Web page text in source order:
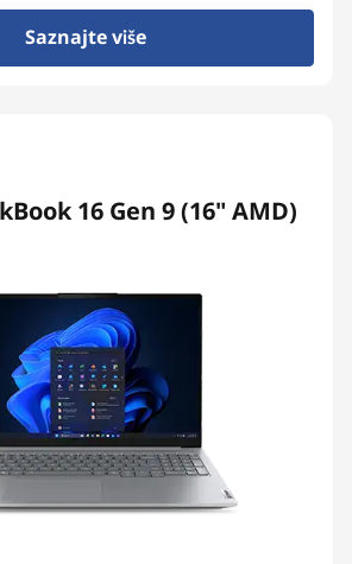
Saznajte više
16 Gen 9 (16" AMD)